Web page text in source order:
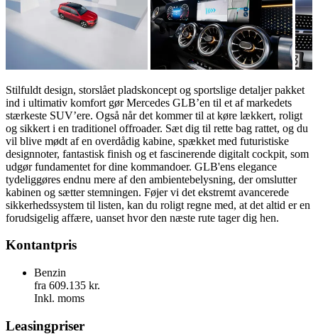
Stilfuldt design, storslået pladskoncept og sportslige detaljer pakket
ind i ultimativ komfort gør Mercedes GLB’en til et af markedets
stærkeste SUV’ere. Også når det kommer til at køre lækkert, roligt
og sikkert i en traditionel offroader. Sæt dig til rette bag rattet, og du
vil blive mødt af en overdådig kabine, spækket med futuristiske
designnoter, fantastisk finish og et fascinerende digitalt cockpit, som
udgør fundamentet for dine kommandoer. GLB'ens elegance
tydeliggøres endnu mere af den ambientebelysning, der omslutter
kabinen og sætter stemningen. Føjer vi det ekstremt avancerede
sikkerhedssystem til listen, kan du roligt regne med, at det altid er en
forudsigelig affære, uanset hvor den næste rute tager dig hen.
Kontantpris
Benzin
fra 609.135 kr.
Inkl. moms
Leasingpriser